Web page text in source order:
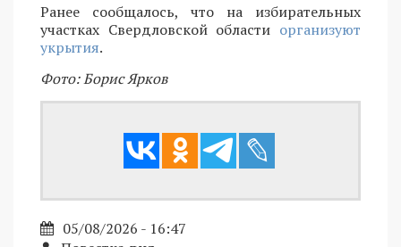
Ранее сообщалось, что на избирательных
участках Свердловской области организуют
укрытия.
Фото: Борис Ярков
05/08/2026 - 16:47